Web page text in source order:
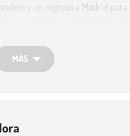
y un regreso a Madrid
alguna de las canciones más
que el libro de Esther
MÁS